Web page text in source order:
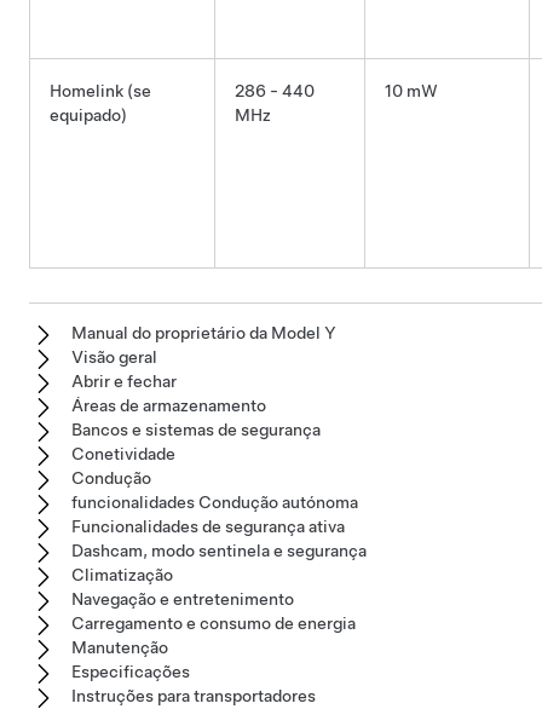
Homelink (se
equipado)
286 - 440
MHz
10 mW
Manual do proprietário da Model Y
Visão geral
Abrir e fechar
Áreas de armazenamento
Bancos e sistemas de segurança
Conetividade
Condução
funcionalidades Condução autónoma
Funcionalidades de segurança ativa
Dashcam, modo sentinela e segurança
Climatização
Navegação e entretenimento
Carregamento e consumo de energia
Manutenção
Especificações
Instruções para transportadores